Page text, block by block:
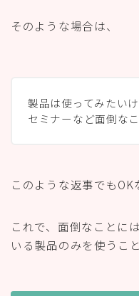
そのような場合は、
製品は使ってみたい
セミナーなど面倒な
このような返事でもOK
これで、面倒なことに
いる製品のみを使うこ